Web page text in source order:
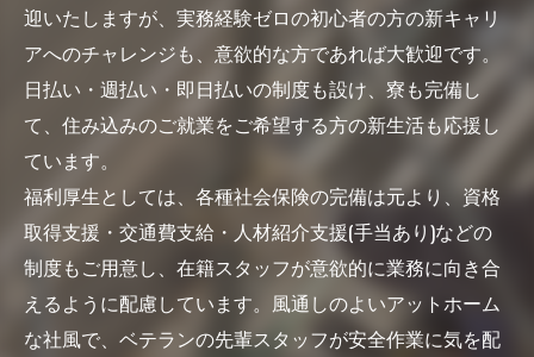
迎いたしますが、実務経験ゼロの初心者の方の新キャリ
アへのチャレンジも、意欲的な方であれば大歓迎です。
日払い・週払い・即日払いの制度も設け、寮も完備し
て、住み込みのご就業をご希望する方の新生活も応援し
ています。
福利厚生としては、各種社会保険の完備は元より、資格
取得支援・交通費支給・人材紹介支援(手当あり)などの
制度もご用意し、在籍スタッフが意欲的に業務に向き合
えるように配慮しています。風通しのよいアットホーム
な社風で、ベテランの先輩スタッフが安全作業に気を配